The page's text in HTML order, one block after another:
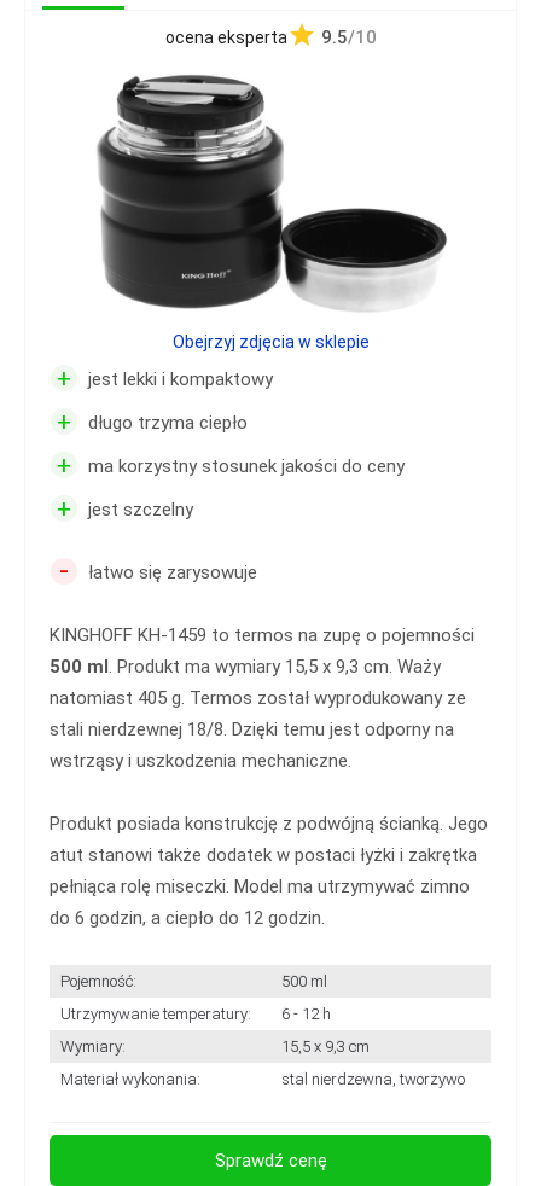
ocena eksperta 9.5/10
+ jest lekki i kompaktowy
+ długo trzyma ciepło
+ ma korzystny stosunek jakości do ceny
+ jest szczelny
- łatwo się zarysowuje
KINGHOFF KH-1459 to termos na zupę o pojemności
500 ml. Produkt ma wymiary 15,5 x 9,3 cm. Waży
natomiast 405 g. Termos został wyprodukowany ze
stali nierdzewnej 18/8. Dzięki temu jest odporny na
wstrząsy i uszkodzenia mechaniczne.
Produkt posiada konstrukcję z podwójną ścianką. Jego
atut stanowi także dodatek w postaci łyżki i zakrętka
pełniąca rolę miseczki. Model ma utrzymywać zimno
do 6 godzin, a ciepło do 12 godzin.
Pojemność:
500 ml
Utrzymywanie temperatury:
6 - 12 h
Wymiary:
15,5 x 9,3 cm
Materiał wykonania:
stal nierdzewna, tworzywo
Obejrzyj zdjęcia w sklepie
Sprawdź cenę